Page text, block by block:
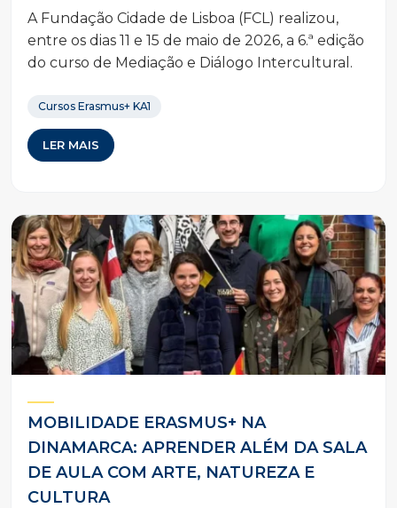
A Fundação Cidade de Lisboa (FCL) realizou,
entre os dias 11 e 15 de maio de 2026, a 6.ª edição
do curso de Mediação e Diálogo Intercultural.
Cursos Erasmus+ KA1
LER MAIS
MOBILIDADE ERASMUS+ NA
DINAMARCA: APRENDER ALÉM DA SALA
DE AULA COM ARTE, NATUREZA E
CULTURA